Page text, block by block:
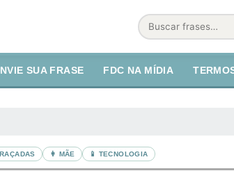
Buscar
SUA FRASE FDC NA MÍDIA
👩 MÃE 📱 TECNOLOGIA